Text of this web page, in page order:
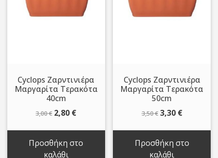
Cyclops Ζαρντινιέρα
Μαργαρίτα Τερακότα
40cm
3,00€ Original
3,00 €.
2,80 €Η
είναι:
Προσθήκη στο
καλάθι
Cyclops Ζαρντινιέρα
Μαργαρίτα Τερακότα
50cm
3,50€ Original
3,50 €.
3,30 €Η
είναι:
Προσθήκη στο
καλάθι